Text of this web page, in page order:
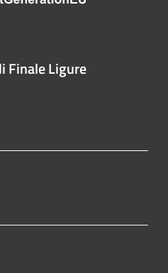
Finale Ligure